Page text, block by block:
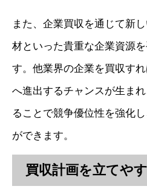
また、企業買収を通じて新
材といった貴重な企業資源
す。他業界の企業を買収す
へ進出するチャンスが生ま
ることで競争優位性を強化
ができます。
買収計画を立てや